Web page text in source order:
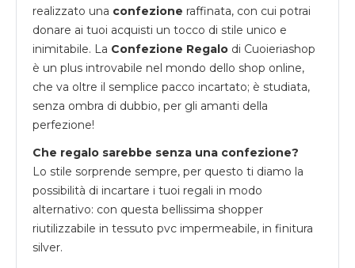
realizzato una confezione raffinata, con cui potrai
donare ai tuoi acquisti un tocco di stile unico e
inimitabile. La Confezione Regalo di Cuoieriashop
è un plus introvabile nel mondo dello shop online,
che va oltre il semplice pacco incartato; è studiata,
senza ombra di dubbio, per gli amanti della
perfezione!
Che regalo sarebbe senza una confezione?
Lo stile sorprende sempre, per questo ti diamo la
possibilità di incartare i tuoi regali in modo
alternativo: con questa bellissima shopper
riutilizzabile in tessuto pvc impermeabile, in finitura
silver.